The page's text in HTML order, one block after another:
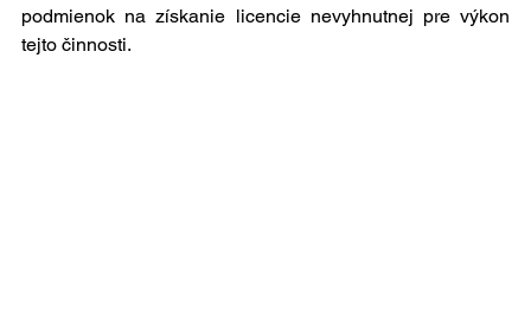
podmienok na získanie licencie nevyhnutnej pre výkon
tejto činnosti.